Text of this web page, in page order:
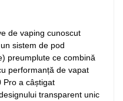
de vaping cunoscut
sistem de pod
preumplute ce combină
performanță de vapat
Pro a câștigat
transparent unic